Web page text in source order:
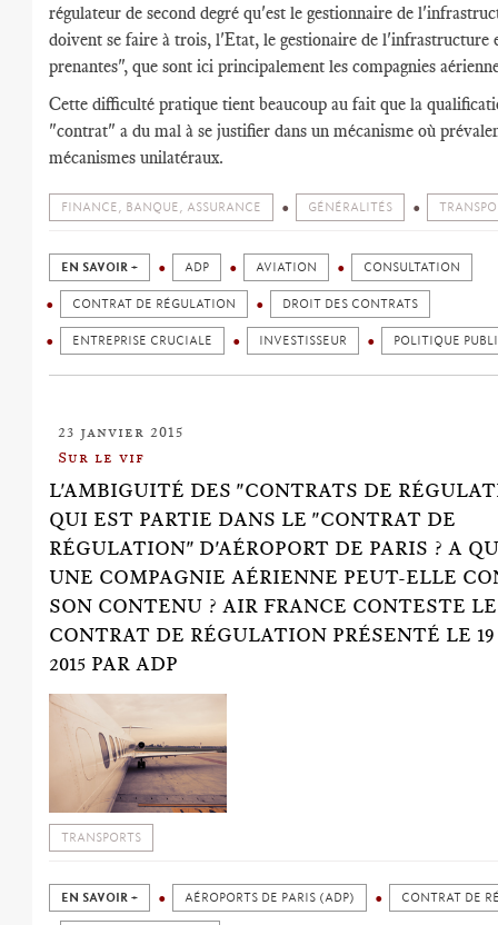
régulateur de second degré qu'est le gestionnaire de
doivent se faire à trois, l'Etat, le gestionaire de l'infrastructure
prenantes", que sont ici principalement les compagnies
Cette difficulté pratique tient beaucoup au fait que la
"contrat" a du mal à se justifier dans un mécanisme où
mécanismes unilatéraux.
FINANCE, BANQUE, ASSURANCE GÉNÉRALITÉS
EN SAVOIR + ADP AVIATION CONSULTATION
CONTRAT DE RÉGULATION DROIT DES CONTRATS
ENTREPRISE CRUCIALE INVESTISSEUR POLITIQUE
23 janvier 2015
Sur le vif
L'AMBIGUITÉ DES "CONTRATS DE
QUI EST PARTIE DANS LE "CONTRAT DE
RÉGULATION" D'AÉROPORT DE PARIS ? A
UNE COMPAGNIE AÉRIENNE PEUT-ELLE
SON CONTENU ? AIR FRANCE CONTESTE LE
CONTRAT DE RÉGULATION PRÉSENTÉ LE
2015 PAR ADP
TRANSPORTS
EN SAVOIR + AÉROPORTS DE PARIS (ADP) CONTRAT DE